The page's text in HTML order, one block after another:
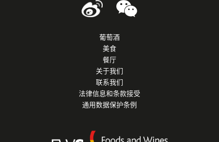
葡萄酒
美食
餐厅
关于我们
联系我们
法律信息和条款接受
通用数据保护条例